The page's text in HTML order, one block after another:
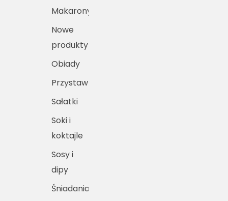
Makarony
Nowe
produkty
Obiady
Przystawki
Sałatki
Soki i
koktajle
Sosy i
dipy
Śniadania